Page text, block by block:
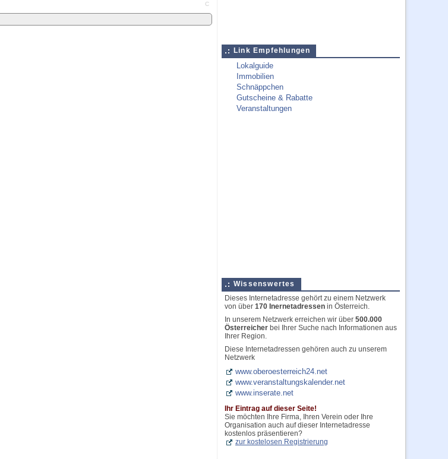
C
Link Empfehlungen
Lokalguide
Immobilien
Schnäppchen
Gutscheine & Rabatte
Veranstaltungen
Wissenswertes
Dieses Internetadresse gehört zu einem Netzwerk
von über 170 Inernetadressen in Österreich.
In unserem Netzwerk erreichen wir über 500.000
Österreicher bei Ihrer Suche nach Informationen aus
Ihrer Region.
Diese Internetadressen gehören auch zu unserem
Netzwerk
www.oberoesterreich24.net
www.veranstaltungskalender.net
www.inserate.net
Ihr Eintrag auf dieser Seite!
Sie möchten Ihre Firma, Ihren Verein oder Ihre
Organisation auch auf dieser Internetadresse
kostenlos präsentieren?
zur kostelosen Registrierung